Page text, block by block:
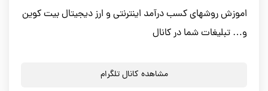
اموزش روشهای کسب درآمد اینترنتی و ارز دیجیتال بیت کوین
و… تبلیغات شما در کانال
مشاهده کانال تلگرام